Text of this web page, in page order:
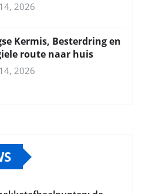
2026
Kermis, Besterdring en
route naar huis
2026